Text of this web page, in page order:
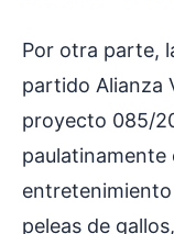
Por otra parte,
partido Alianza
proyecto 085/
paulatinamente
peleas de